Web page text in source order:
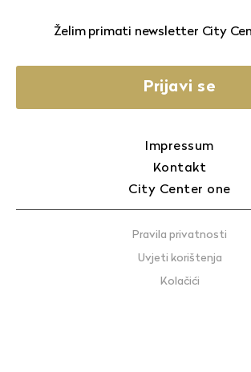
Želim primati newsletter City
Prijavi se
Impressum
Kontakt
City Center one
Pravila privatnosti
Uvjeti korištenja
Kolačići